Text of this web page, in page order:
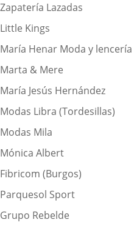
Zapatería Lazadas
Little Kings
María Henar Moda y lencería
Marta & Mere
María Jesús Hernández
Modas Libra (Tordesillas)
Modas Mila
Mónica Albert
Fibricom (Burgos)
Parquesol Sport
Grupo Rebelde